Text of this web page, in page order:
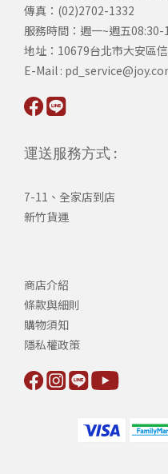
傳真：(02)2702-1332
服務時間：週一~週五
地址：10679台北市大安區
​E-Mail :
運送服務方式 :
7-11、全家店到店
新竹貨運
商店介紹
條款與細則
購物須知
隱私權政策